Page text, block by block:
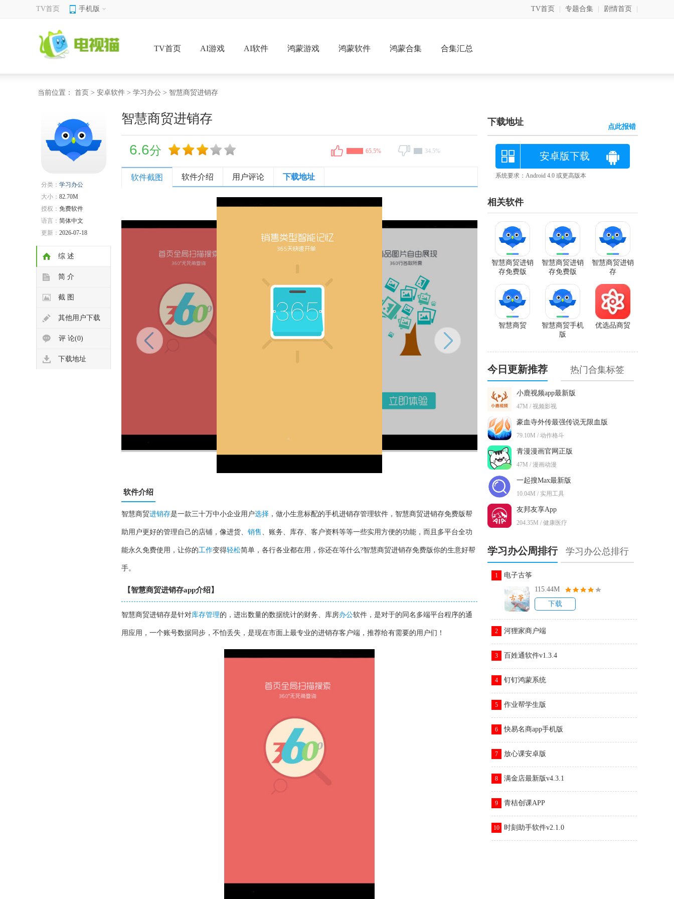
TV首页 手机版 TV首页 专题合集 剧情首页
TV首页 AI游戏 AI软件 鸿蒙游戏 鸿蒙软件 鸿蒙合集 合集汇总
当前位置： 首页 > 安卓软件 > 学习办公 > 智慧商贸进销存
分类： 学习办公
大小： 82.70M
授权： 免费软件
语言： 简体中文
更新： 2026-07-18
综 述
简 介
截 图
其他用户下载
评 论(0)
下载地址
智慧商贸进销存
6.6分 65.5% 34.5%
软件截图 软件介绍 用户评论 下载地址
软件介绍
智慧商贸进销存是一款三十万中小企业用户选择 ，做小生意标配的手机进销存管理软件，智慧商贸进销存免费版帮
助用户更好的管理自己的店铺，像进货、 销售、账务、库存、客户资料等等一些实用方便的功能，而且多平台全功
能永久免费使用，让你的工作变得轻松简单，各行各业都在用，你还在等什么?智慧商贸进销存免费版你的生意好帮
手。
【智慧商贸进销存app介绍】
智慧商贸进销存是针对库存管理的，进出数量的数据统计的财务、库房办公软件，是对于的同名多端平台程序的通
用应用，一个账号数据同步，不怕丢失，是现在市面上最专业的进销存客户端，推荐给有需要的用户们！
下载地址 点此报错
安卓版下载
系统要求：Android 4.0 或更高版本
相关软件
智慧商贸进销
存
智慧商贸进销
存免费版
智慧商贸进销
存免费版
优选品商贸
智慧商贸手机
版
智慧商贸
今日更新推荐 热门合集标签
小鹿视频app最新版
47M / 视频影视
豪血寺外传最强传说无限血版
79.10M / 动作格斗
青漫漫画官网正版
47M / 漫画动漫
一起搜Max最新版
10.04M / 实用工具
友邦友享App
204.35M / 健康医疗
学习办公周排行 学习办公总排行
1
电子古筝
115.44M
下载
2 河狸家商户端
3 百姓通软件v1.3.4
4 钉钉鸿蒙系统
5 作业帮学生版
6 快易名商app手机版
7 放心课安卓版
8 满金店最新版v4.3.1
9 青桔创课APP
10 时刻助手软件v2.1.0